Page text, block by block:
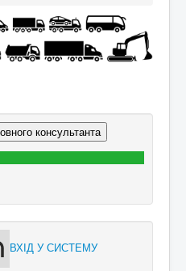
консультанта
ВХІД У СИСТЕМУ